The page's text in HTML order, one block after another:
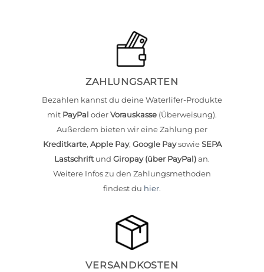
ZAHLUNGSARTEN
Bezahlen kannst du deine Waterlifer-Produkte
mit PayPal oder Vorauskasse (Überweisung).
Außerdem bieten wir eine Zahlung per
Kreditkarte, Apple Pay, Google Paysowie SEPA
Lastschrift und Giropay (über PayPal) an.
Weitere Infos zu den Zahlungsmethoden
findest du hier.
VERSANDKOSTEN